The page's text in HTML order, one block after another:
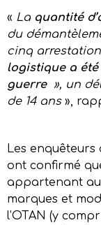
« La quantité
du
cinq
logistique a été
guerre », un
de 14 ans »,
Les
ont confirmé
appartenant
marques et
l’OTAN (y